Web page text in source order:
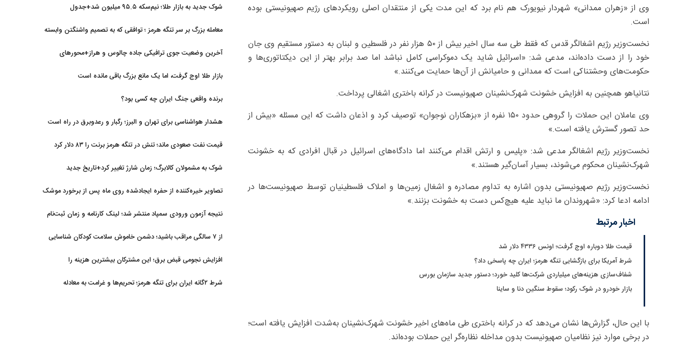
وی از «زهران ممدانی» شهردار نیویورک هم نام برد که این مدت یکی از منتقدان اصلی رویکردهای رژیم صهیونیستی بوده
است.
نخست‌وزیر رژیم اشغالگر قدس که فقط طی سه سال اخیر بیش از ۵۰ هزار نفر در فلسطین و لبنان به دستور مستقیم وی جان
خود را از دست داده‌اند، مدعی شد: «اسرائیل شاید یک دموکراسی کامل نباشد اما صد برابر بهتر از این دیکتاتوری‌ها و
حکومت‌های وحشتناکی است که ممدانی و حامیانش از آن‌ها حمایت می‌کنند.»
نتانیاهو همچنین به افزایش خشونت شهرک‌نشینان صهیونیست در کرانه باختری اشغالی پرداخت.
وی عاملان این حملات را گروهی حدود ۱۵۰ نفره از «بزهکاران نوجوان» توصیف کرد و اذعان داشت که این مسئله «بیش از
حد تصور گسترش یافته است.»
نخست‌وزیر رژیم اشغالگر مدعی شد: «پلیس و ارتش اقدام می‌کنند اما دادگاه‌های اسرائیل در قبال افرادی که به خشونت
شهرک‌نشینان محکوم می‌شوند، بسیار آسان‌گیر هستند.»
نخست‌وزیر رژیم صهیونیستی بدون اشاره به تداوم مصادره و اشغال زمین‌ها و املاک فلسطینیان توسط صهیونیست‌ها در
ادامه ادعا کرد: «شهروندان ما نباید علیه هیچ‌کس دست به خشونت بزنند.»
اخبار مرتبط
قیمت طلا دوباره اوج گرفت؛ اونس ۴۳۳۶ دلار شد
شرط آمریکا برای بازگشایی تنگه هرمز؛ ایران چه پاسخی داد؟
شفاف‌سازی هزینه‌های میلیاردی شرکت‌ها کلید خورد؛ دستور جدید سازمان بورس
بازار خودرو در شوک رکود؛ سقوط سنگین دنا و ساینا
با این حال، گزارش‌ها نشان می‌دهد که در کرانه باختری طی ماه‌های اخیر خشونت شهرک‌نشینان به‌شدت افزایش یافته است؛
در برخی موارد نیز نظامیان صهیونیست بدون مداخله نظاره‌گر این حملات بوده‌اند.
شوک جدید به بازار طلا؛ نیم‌سکه ۹۵.۵ میلیون شد+جدول
معامله بزرگ بر سر تنگه هرمز ؛ توافقی که به تصمیم واشنگتن وابسته
آخرین وضعیت جوی ترافیکی جاده چالوس و هراز+محورهای
بازار طلا اوج گرفت، اما یک مانع بزرگ باقی مانده است
برنده واقعی جنگ ایران چه کسی بود؟
هشدار هواشناسی برای تهران و البرز؛ رگبار و رعدوبرق در راه است
قیمت نفت صعودی ماند؛ تنش در تنگه هرمز برنت را ۸۳ دلار کرد
شوک به مشمولان کالابرگ؛ زمان شارژ تغییر کرد+تاریخ جدید
تصاویر خیره‌کننده از حفره ایجادشده روی ماه پس از برخورد موشک
نتیجه آزمون ورودی سمپاد منتشر شد؛ لینک کارنامه و زمان ثبت‌نام
از ۷ سالگی مراقب باشید؛ دشمن خاموش سلامت کودکان شناسایی
افزایش نجومی قبض برق؛ این مشترکان بیشترین هزینه را
شرط ۲گانه ایران برای تنگه هرمز؛ تحریم‌ها و غرامت به معادله